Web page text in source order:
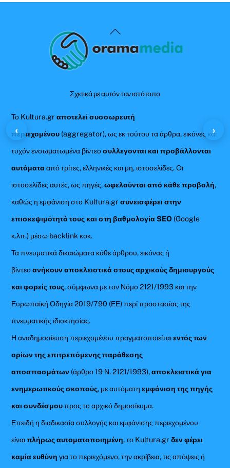
Back
To
Σχετικά με αυτόν τον ιστότοπο
Το Kultura.grαποτελεί συσσωρευτή
περιεχομένου (aggregator), ως εκ τούτου τα άρθρα, εικόνες και
τυχόν ενσωματωμένα βίντεοσυλλεγονται και προβάλλονται
αυτόματααπό τρίτες, ελληνικές και μη, ιστοσελίδες. Οι
ιστοσελίδες αυτές, ως πηγές,ωφελούνται από κάθε προβολή,
καθώς η εμφάνιση στο Kultura.gr συνεισφέρει στην
επισκεψιμότητά τους και στη βαθμολογία SEO (Google
κ.λπ.) μέσω backlink κοκ.
Τα πνευματικά δικαιώματα κάθε άρθρου, εικόνας ή
βίντεοανήκουν αποκλειστικά στους αρχικούς δημιουργούς
και φορείς τους, σύμφωνα με τον Νόμο 2121/1993 και την
Ευρωπαϊκή Οδηγία 2019/790 (ΕΕ) περί προστασίας της
πνευματικής ιδιοκτησίας.
Η αναδημοσίευση περιεχομένου πραγματοποιείταιεντός των
ορίων της επιτρεπόμενης παράθεσης
αποσπασμάτων (άρθρο 19 Ν. 2121/1993),αποκλειστικά για
ενημερωτικούς σκοπούς, με αυτόματηεμφάνιση της πηγής
και συνδέσμουπρος το αρχικό δημοσίευμα.
Επειδή η διαδικασία συλλογής και εμφάνισης περιεχομένου
είναιπλήρως αυτοματοποιημένη, το Kultura.grδεν φέρει
καμία ευθύνη για το περιεχόμενο, την ακρίβεια, τις απόψεις ή
‹ ›